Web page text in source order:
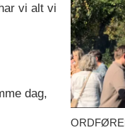
vi alt vi
dag,